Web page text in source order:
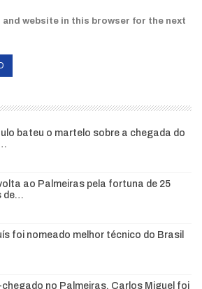
and website in this browser for the next
bateu o martelo sobre a chegada do
ao Palmeiras pela fortuna de 25
de…
foi nomeado melhor técnico do Brasil
chegado no Palmeiras, Carlos Miguel foi